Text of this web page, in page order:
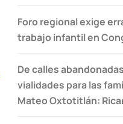
Foro regional exige
trabajo infantil en
De calles
vialidades para las
Mateo Oxtotitlán: